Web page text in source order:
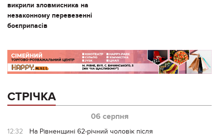
викрили зловмисника на
незаконному перевезенні
боєприпасів
СТРІЧКА
06 серпня
12:32
На Рівненщині 62-річний чоловік після